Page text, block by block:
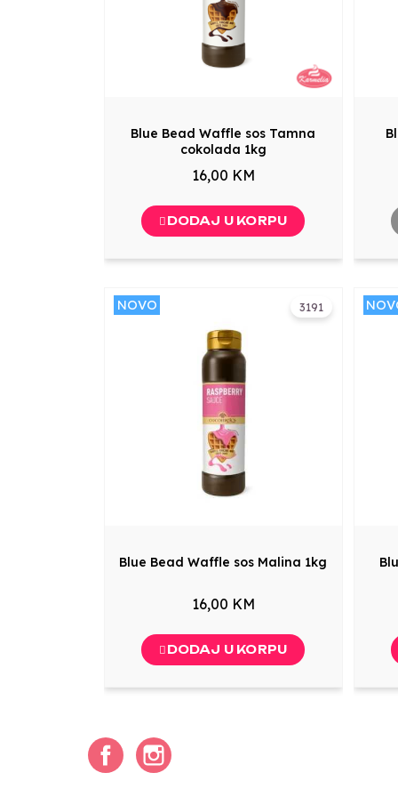
Blue Bead Waffle sos Tamna
cokolada 1kg
16,00 KM
DODAJ U KORPU
3191
NOVO
Blue Bead Waffle sos Malina 1kg
16,00 KM
DODAJ U KORPU
Facebook